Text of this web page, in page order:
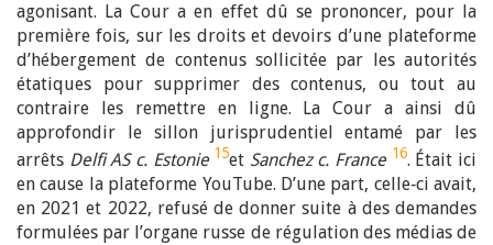
agonisant. La Cour a en effet dû se prononcer, pour la
première fois, sur les droits et devoirs d’une plateforme
d’hébergement de contenus sollicitée par les autorités
étatiques pour supprimer des contenus, ou tout au
contraire les remettre en ligne. La Cour a ainsi dû
approfondir le sillon jurisprudentiel entamé par les
arrêts Delfi AS c. Estonie 15et Sanchez c. France 16. Était ici
en cause la plateforme YouTube. D’une part, celle‑ci avait,
en 2021 et 2022, refusé de donner suite à des demandes
formulées par l’organe russe de régulation des médias de